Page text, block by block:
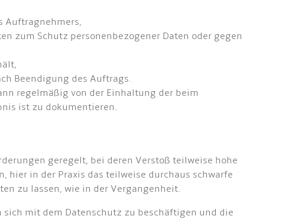
Auftragnehmers,
zum Schutz personenbezogener Daten oder gegen
Beendigung des Auftrags.
regelmäßig von der Einhaltung der beim
ist zu dokumentieren.
geregelt, bei deren Verstoß teilweise hohe
in der Praxis das teilweise durchaus schwarfe
zu lassen, wie in der Vergangenheit.
mit dem Datenschutz zu beschäftigen und die